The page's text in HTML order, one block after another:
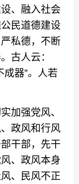
、融入社会
民道德建设
私德，不断
古人云：
成器”。人若
强党风、
政风和行风
干部，先干
、政风本身
、民风不正